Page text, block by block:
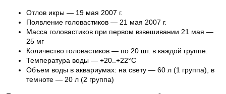
Отлов икры — 19 мая 2007 г.
Появление головастиков — 21 мая 2007 г.
Масса головастиков при первом взвешивании 21 мая —
25 мг
Количество головастиков — по 20 шт. в каждой группе.
Температура воды — +20..+22°С
Объем воды в аквариумах: на свету — 60 л (1 группа), в
темноте — 20 л (2 группа)